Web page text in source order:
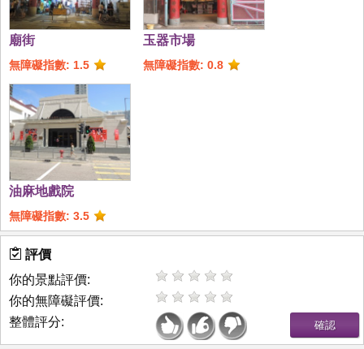
廟街
無障礙指數: 1.5
玉器市場
無障礙指數: 0.8
油麻地戲院
無障礙指數: 3.5
評價
你的景點評價:
你的無障礙評價:
整體評分: